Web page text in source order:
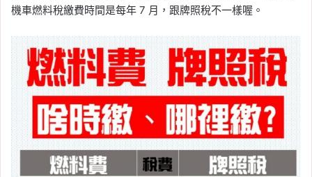
機車燃料稅繳費時間是每年 7 月，跟牌照稅不一樣喔。